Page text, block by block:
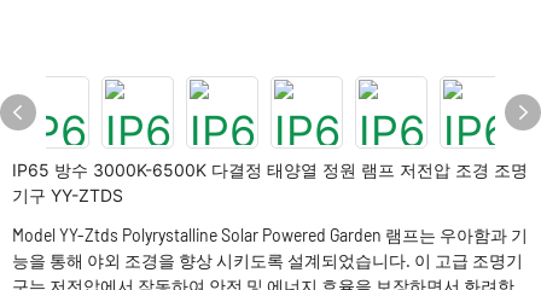
IP65 방수 3000K-6500K 다결정 태양열 정원 램프 저전압 조경 조명
기구 YY-ZTDS
Model YY-Ztds Polyrystalline Solar Powered Garden 램프는 우아함과 기
능을 통해 야외 조경을 향상 시키도록 설계되었습니다. 이 고급 조명기
구는 저전압에서 작동하여 안전 및 에너지 효율을 보장하면서 화려한